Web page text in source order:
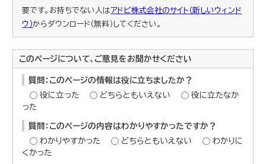
要です。お持ちでない人はアドビ株式会社のサイト（新しいウィンド
ウ）からダウンロード（無料）してください。
このページについて、ご意見をお聞かせください
質問：このページの情報は役に立ちましたか？
役に立った
どちらともいえない
役に立たなか
った
質問：このページの内容はわかりやすかったですか？
わかりやすかった
どちらともいえない
わかりに
くかった